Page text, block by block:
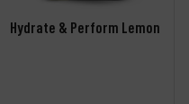
Hydrate & Perform Lemon